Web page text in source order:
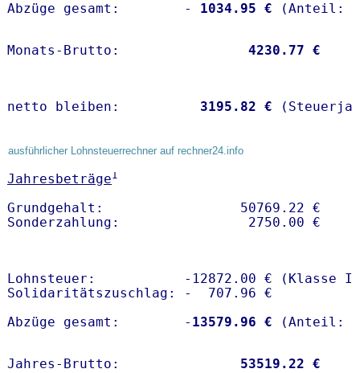
Abzüge gesamt:        -
1034.95 €
Monats-Brutto: 4230.77 €
netto bleiben: 3195.82 €
ausführlicher Lohnsteuerrechner auf rechner24.info
Jahresbeträge1
Grundgehalt:                 50769.22 €
Lohnsteuer:           -12872.00 € (Klasse I)
Solidaritätszuschlag: -  707.96 €
Abzüge gesamt:        - 13579.96 €
Jahres-Brutto: 53519.22 €